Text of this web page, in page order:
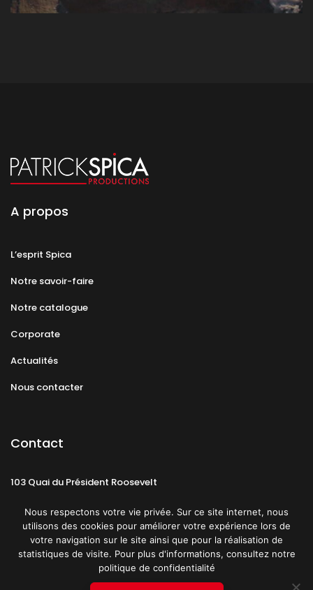
A propos
L’esprit Spica
Notre savoir-faire
Notre catalogue
Corporate
Actualités
Nous contacter
Contact
103 Quai du Président Roosevelt
CGU Politique de confidentialité
Nous respectons votre vie privée. Sur ce site internet, nous
utilisons des cookies pour améliorer votre expérience lors de
votre navigation sur le site ainsi que pour la réalisation de
statistiques de visite. Pour plus d'informations, consultez notre
politique de confidentialité